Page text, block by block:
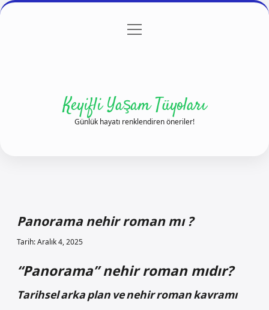
Gizlilik Politikası
menüyü
Keyifli Yaşam Tüyoları
Günlük hayatı renklendiren öneriler!
Panorama nehir roman mı ?
Tarih: Aralık 4, 2025
“Panorama” nehir roman mıdır?
Tarihsel arka plan ve nehir roman kavramı